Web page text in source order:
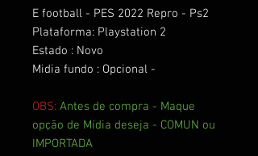
E football - PES 2022 Repro - Ps2
Plataforma: Playstation 2
Estado : Novo
Midia fundo : Opcional -
OBS: Antes de compra - Maque
opção de Mídia deseja - COMUN ou
IMPORTADA